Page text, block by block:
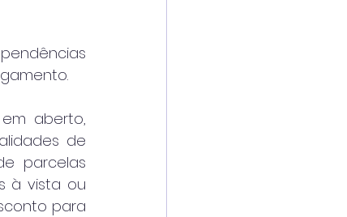
aberto,
de
parcelas
à vista ou
para